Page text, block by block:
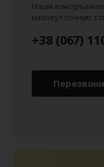
Наши
назовут точную
+38 (067)